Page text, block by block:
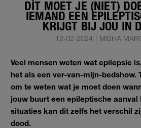
DÍT MOET JE (NIET)
IEMAND EEN
KRIJGT BIJ JOU IN
12-02-2024 | MISHA
Veel mensen weten wat epilepsie
het als een ver-van-mijn-bedshow.
om te weten wat je moet doen
jouw buurt een epileptische aanval
situaties kan dit zelfs het verschil
dood.